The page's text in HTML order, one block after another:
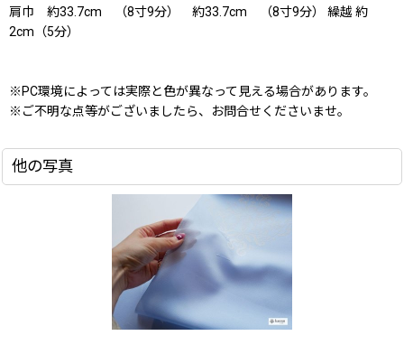
肩巾 約33.7cm （8寸9分） 約33.7cm （8寸9分） 繰越 約
2cm（5分）
※PC環境によっては実際と色が異なって見える場合があります。
※ご不明な点等がございましたら、お問合せくださいませ。
他の写真